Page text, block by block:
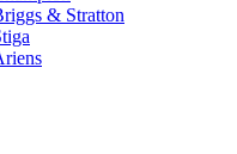
& Stratton